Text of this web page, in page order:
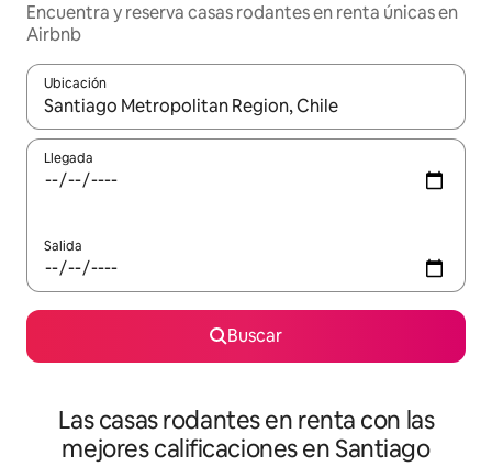
Encuentra y reserva casas rodantes en renta únicas en
Airbnb
Ubicación
Cuando los resultados estén disponibles, podrás navegar
Llegada
Salida
Buscar
Las casas rodantes en renta con las
mejores calificaciones en Santiago